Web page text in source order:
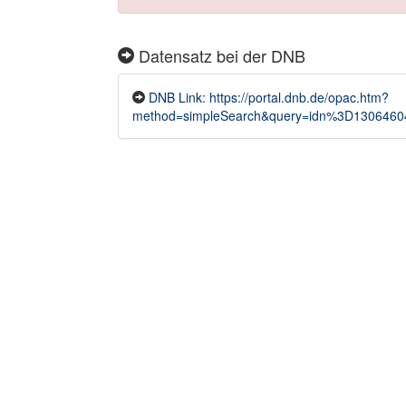
Datensatz bei der DNB
DNB Link: https://portal.dnb.de/opac.htm?